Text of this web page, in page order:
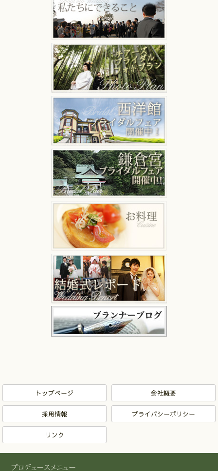
トップページ 会社概要
採用情報 プライバシーポリシー
リンク